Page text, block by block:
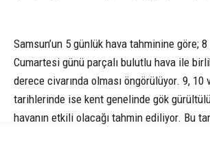
Samsun’un 5 günlük hava tahminine göre;
Cumartesi günü parçalı bulutlu hava ile
derece civarında olması öngörülüyor. 9, 10
tarihlerinde ise kent genelinde gök
havanın etkili olacağı tahmin ediliyor. Bu